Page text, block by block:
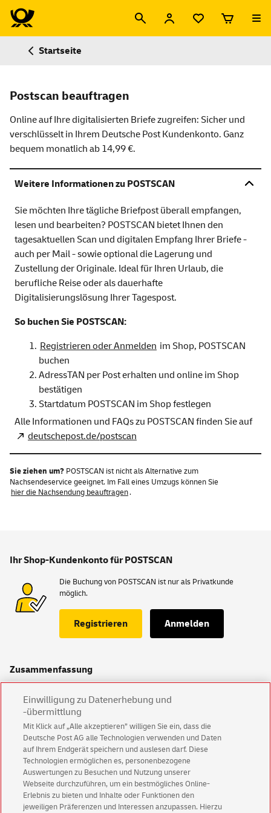
Startseite
Postscan beauftragen
Online auf Ihre digitalisierten Briefe zugreifen: Sicher und
verschlüsselt in Ihrem Deutsche Post Kundenkonto. Ganz
bequem monatlich ab 14,99 €.
Weitere Informationen zu POSTSCAN
Sie möchten Ihre tägliche Briefpost überall empfangen,
lesen und bearbeiten? POSTSCAN bietet Ihnen den
tagesaktuellen Scan und digitalen Empfang Ihrer Briefe -
auch per Mail - sowie optional die Lagerung und
Zustellung der Originale. Ideal für Ihren Urlaub, die
berufliche Reise oder als dauerhafte
Digitalisierungslösung Ihrer Tagespost.
So buchen Sie POSTSCAN:
Registrieren oder Anmelden im Shop, POSTSCAN
buchen
AdressTAN per Post erhalten und online im Shop
bestätigen
Startdatum POSTSCAN im Shop festlegen
Alle Informationen und FAQs zu POSTSCAN finden Sie auf
deutschepost.de/postscan
Sie ziehen um? POSTSCAN ist nicht als Alternative zum
Nachsendeservice geeignet. Im Fall eines Umzugs können Sie
hier die Nachsendung beauftragen.
Ihr Shop-Kundenkonto für POSTSCAN
Die Buchung von POSTSCAN ist nur als Privatkunde
möglich.
Registrieren Anmelden
Zusammenfassung
Ohne Zustellung 1 Monat
ohne Zustellung
Speicherdauer 90 Tage
Preis je Monat:
Einwilligung zu Datenerhebung und
-übermittlung
Mit Klick auf „Alle akzeptieren” willigen Sie ein, dass die
Deutsche Post AG alle Technologien verwenden und Daten
auf Ihrem Endgerät speichern und auslesen darf. Diese
Technologien ermöglichen es, personenbezogene
Auswertungen zu Besuchen und Nutzung unserer
Webseite durchzuführen, um ein bestmögliches Online-
Erlebnis zu bieten und Inhalte oder Funktionen den
jeweiligen Präferenzen und Interessen anzupassen. Hierzu